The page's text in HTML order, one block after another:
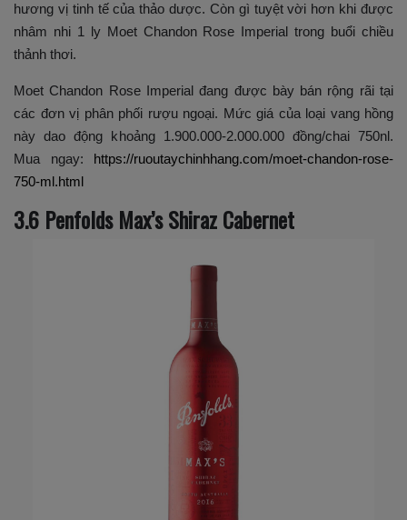
hương vị tinh tế của thảo dược. Còn gì tuyệt vời hơn khi được
nhâm nhi 1 ly Moet Chandon Rose Imperial trong buổi chiều
thảnh thơi.
Moet Chandon Rose Imperial đang được bày bán rộng rãi tại
các đơn vị phân phối rượu ngoại. Mức giá của loại vang hồng
này dao động khoảng 1.900.000-2.000.000 đồng/chai 750nl.
Mua ngay: https://ruoutaychinhhang.com/moet-chandon-rose-
750-ml.html
3.6 Penfolds Max’s Shiraz Cabernet